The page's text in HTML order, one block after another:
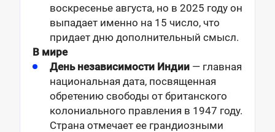
воскресенье августа, но в 2025 году он
выпадает именно на 15 число, что
придает дню дополнительный смысл.
В мире
День независимости Индии — главная
национальная дата, посвященная
обретению свободы от британского
колониального правления в 1947 году.
Страна отмечает ее грандиозными